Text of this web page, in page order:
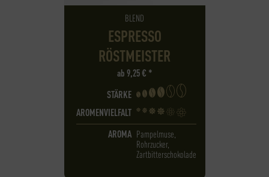
BLEND
ESPRESSO
RÖSTMEISTER
ab9,25€ *
STÄRKE
AROMENVIELFALT
AROMA Pampelmuse,
Rohrzucker,
Zartbitterschokolade